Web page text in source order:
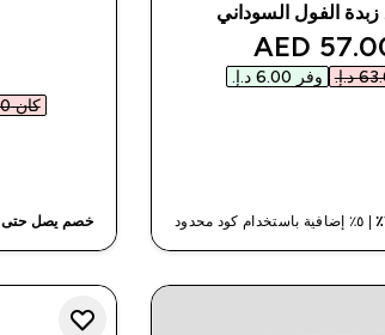
الفول السوداني
discounted57.00
وفر ‏6.00 د.إ.‏‎
| ٥٪ إضافية باستخدام كود محدود
كان ‏58.00 د.إ.‏‎
خصم يصل حتى٣٠٪